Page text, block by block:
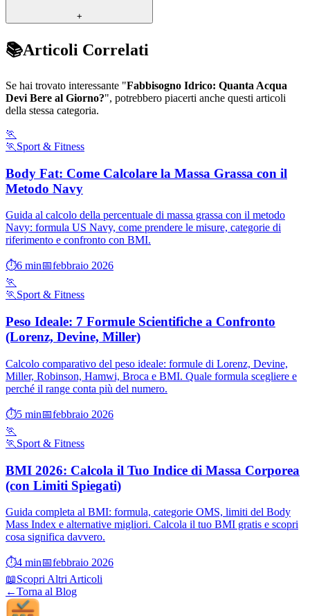
+
📚Articoli Correlati
Se hai trovato interessante "Fabbisogno Idrico: Quanta Acqua
Devi Bere al Giorno?", potrebbero piacerti anche questi articoli
della stessa categoria.
🏃
🏃 Sport & Fitness
Body Fat: Come Calcolare la Massa Grassa con il
Metodo Navy
Guida al calcolo della percentuale di massa grassa con il metodo
Navy: formula US Navy, come prendere le misure, categorie di
riferimento e confronto con BMI.
⏱️6 min📅febbraio 2026
🏃
🏃 Sport & Fitness
Peso Ideale: 7 Formule Scientifiche a Confronto
(Lorenz, Devine, Miller)
Calcolo comparativo del peso ideale: formule di Lorenz, Devine,
Miller, Robinson, Hamwi, Broca e BMI. Quale formula scegliere e
perché il range conta più del numero.
⏱️5 min📅febbraio 2026
🏃
🏃 Sport & Fitness
BMI 2026: Calcola il Tuo Indice di Massa Corporea
(con Limiti Spiegati)
Guida completa al BMI: formula, categorie OMS, limiti del Body
Mass Index e alternative migliori. Calcola il tuo BMI gratis e scopri
cosa significa davvero.
⏱️4 min📅febbraio 2026
📖Scopri Altri Articoli
←Torna al Blog